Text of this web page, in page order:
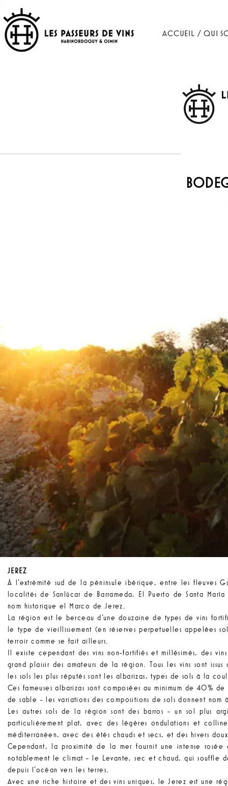
ACCUEIL / QUI
JEREZ
À l'extrémité sud de la péninsule ibérique, entre les fleuves
localités de Sanlúcar de Barrameda, El Puerto de Santa
nom historique el Marco de Jerez.
La région est le berceau d'une douzaine de types de vins
le type de vieillissement (en réserves perpetuelles
terroir comme se fait ailleurs.
Il existe cependant des vins non-fortifiés et millésimés, des
grand plaisir des amateurs de la région. Tous les vins sont
les sols les plus réputés sont les albarizas, types de sols à la
Ces fameuses albarizas sont composées au minimum de
de sable - les variations des compositions de sols donnent
Les autres sols de la région sont des barros - un sol plus
particulièrement plat, avec des légères ondulations et
méditerranéen, avec des étés chauds et secs, et des hivers
Cependant, la proximité de la mer fournit une intense
notablement le climat - le Levante, sec et chaud, qui souffle
depuis l’océan vers les terres.
Avec une riche histoire et des vins uniques, le Jerez est une